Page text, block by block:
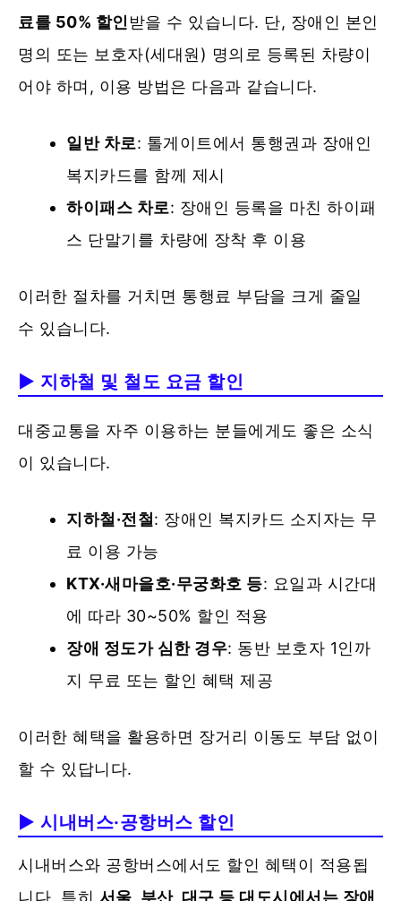
료를 50% 할인 받을 수 있습니다. 단, 장애인 본인
명의 또는 보호자(세대원) 명의로 등록된 차량이
어야 하며, 이용 방법은 다음과 같습니다.
일반 차로: 톨게이트에서 통행권과 장애인
복지카드를 함께 제시
하이패스 차로: 장애인 등록을 마친 하이패
스 단말기를 차량에 장착 후 이용
이러한 절차를 거치면 통행료 부담을 크게 줄일
수 있습니다.
▶ 지하철 및 철도 요금 할인
대중교통을 자주 이용하는 분들에게도 좋은 소식
이 있습니다.
지하철·전철 : 장애인 복지카드 소지자는 무
료 이용 가능
KTX·새마을호·무궁화호 등: 요일과 시간대
에 따라 30~50% 할인 적용
장애 정도가 심한 경우: 동반 보호자 1인까
지 무료 또는 할인 혜택 제공
이러한 혜택을 활용하면 장거리 이동도 부담 없이
할 수 있답니다.
▶ 시내버스·공항버스 할인
시내버스와 공항버스에서도 할인 혜택이 적용됩
니다. 특히 서울, 부산, 대구 등 대도시에서는 장애